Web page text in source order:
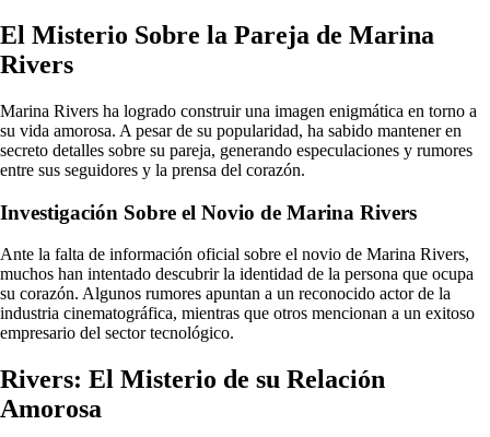
El Misterio Sobre la Pareja de Marina
Rivers
Marina Rivers ha logrado construir una imagen enigmática en torno a
su vida amorosa. A pesar de su popularidad, ha sabido mantener en
secreto detalles sobre su pareja, generando especulaciones y rumores
entre sus seguidores y la prensa del corazón.
Investigación Sobre el Novio de Marina Rivers
Ante la falta de información oficial sobre el novio de Marina Rivers,
muchos han intentado descubrir la identidad de la persona que ocupa
su corazón. Algunos rumores apuntan a un reconocido actor de la
industria cinematográfica, mientras que otros mencionan a un exitoso
empresario del sector tecnológico.
Rivers: El Misterio de su Relación
Amorosa